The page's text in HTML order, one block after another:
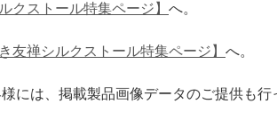
クストール特集ページ】 へ。
き友禅シルクストール特集ページ】 へ。
は、掲載製品画像データのご提供も行